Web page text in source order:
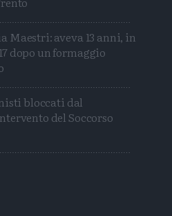
Maestri: aveva 13 anni, in
dopo un formaggio
bloccati dal
del Soccorso